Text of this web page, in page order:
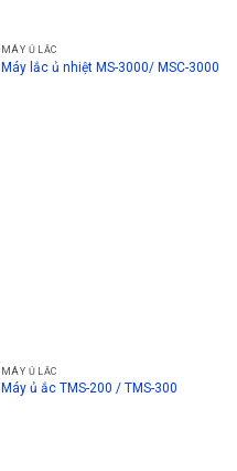
MÁY Ủ LẮC
Máy lắc ủ nhiệt MS-3000/ MSC-3000
MÁY Ủ LẮC
Máy ủ ắc TMS-200 / TMS-300